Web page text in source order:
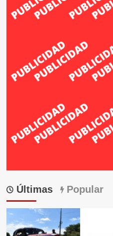
Últimas Popular